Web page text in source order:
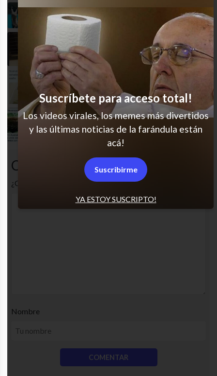
Por favor háganlo!
Cúreme, dogtor
Jajaja
Igualito a mí
Comentarios
¿Cuál es tu opinión? Comenta!
Nombre
YA ESTOY SUSCRIPTO!
Suscríbete para acceso total!
Los videos virales, los memes más divertidos
y las últimas noticias de la farándula están
acá!
Suscribirme